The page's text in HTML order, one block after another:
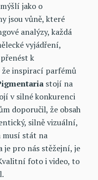
jako o
jsou vůně, které
analýzy, každá
vyjádření,
k
že inspirací parfémů
stojí na
v silné konkurenci
doporučil, že obsah
silně vizuální,
musí stát na
je pro nás stěžejní, je
foto i video, to